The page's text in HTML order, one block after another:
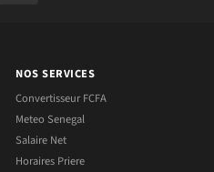
NOS SERVICES
Convertisseur FCFA
Meteo Senegal
Salaire Net
Horaires Priere